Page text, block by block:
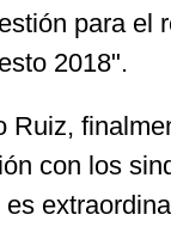
para el
2018".
Ruiz,
con los